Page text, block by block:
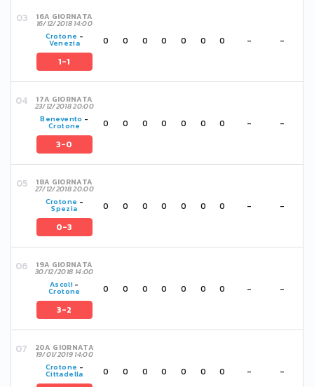
16A GIORNATA
16/12/2018 14:00
Crotone -
Venezia
1-1
0 0 0 0 0 0 0 - -
17A GIORNATA
23/12/2018 20:00
Benevento -
Crotone
3-0
0 0 0 0 0 0 0 - -
18A GIORNATA
27/12/2018 20:00
Crotone -
Spezia
0-3
0 0 0 0 0 0 0 - -
19A GIORNATA
30/12/2018 14:00
Ascoli -
Crotone
3-2
0 0 0 0 0 0 0 - -
20A GIORNATA
19/01/2019 14:00
Crotone -
Cittadella 0 0 0 0 0 0 0 - -